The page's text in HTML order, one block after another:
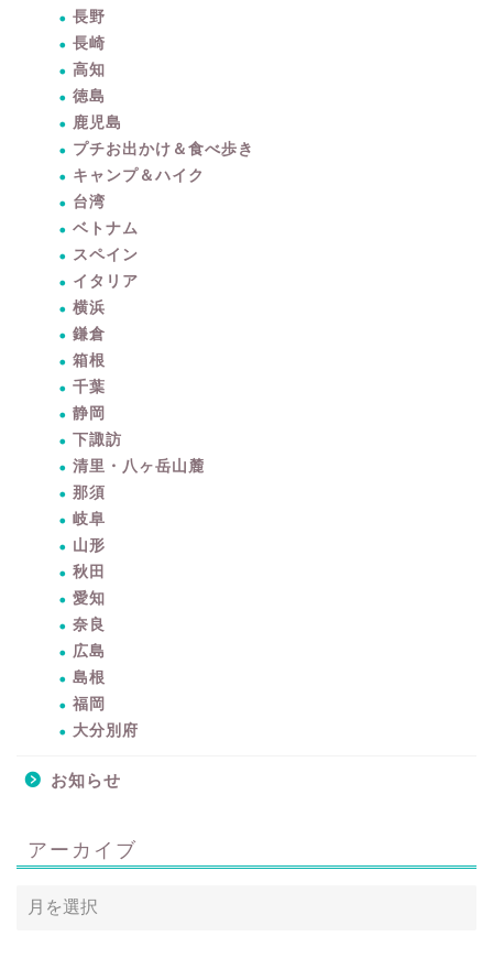
長野
長崎
高知
徳島
鹿児島
プチお出かけ＆食べ歩き
キャンプ＆ハイク
台湾
ベトナム
スペイン
イタリア
横浜
鎌倉
箱根
千葉
静岡
下諏訪
清里・八ヶ岳山麓
那須
岐阜
山形
秋田
愛知
奈良
広島
島根
福岡
大分別府
お知らせ
アーカイブ